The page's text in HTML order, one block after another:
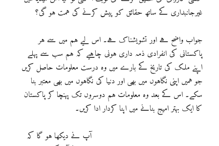
غیرجانبداری کے ساتھ حقائق کو پیش کرنے کی ہمت ہو گی؟
جواب واضح ہے اور تشویشناک ہے۔ اس لیے ہم میں سے ہر
پاکستانی کی انفرادی ذمہ داری ہونی چاہیے کہ ہم سب سے پہلے
اپنے ملک کی تاریخ کے بارے میں وہ درست معلومات حاصل کریں
جو ہمیں اپنی نگاہوں میں بھی اور دنیا کی نگاہوں میں بھی معتبر بنا
سکے۔ اس کے بعد وہ معلومات ہم دوسروں تک پہنچا کر پاکستان
کا ایک بہتر امیج بنانے میں اپنا کردار ادا کریں۔
آپ نے دیکھا ہو گا کہ